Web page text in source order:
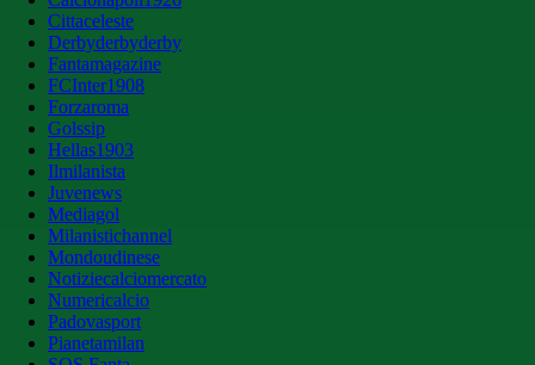
Cittaceleste
Derbyderbyderby
Fantamagazine
FCInter1908
Forzaroma
Golssip
Hellas1903
Ilmilanista
Juvenews
Mediagol
Milanistichannel
Mondoudinese
Notiziecalciomercato
Numericalcio
Padovasport
Pianetamilan